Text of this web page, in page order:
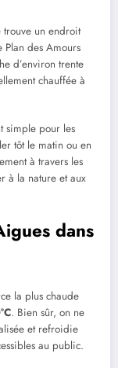
un endroit
Plan des Amours
d’environ trente
chauffée à
simple pour les
tôt le matin ou en
à travers les
à la nature et aux
dans
la plus chaude
. Bien sûr, on ne
et refroidie
au public.